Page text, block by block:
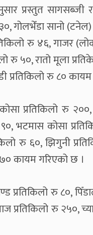
प्रस्तुत
गोलभेँडा सानो
रु ४६, गाजर
रु ५०, रातो मूला
प्रतिकिलो रु ८०
प्रतिकिलो रु
भटमास कोसा
रु ६०, झिगुनी
कायम गरिएको छ ।
रु ८०,
प्रतिकिलो रु २५०,